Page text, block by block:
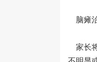
脑瘫
家长